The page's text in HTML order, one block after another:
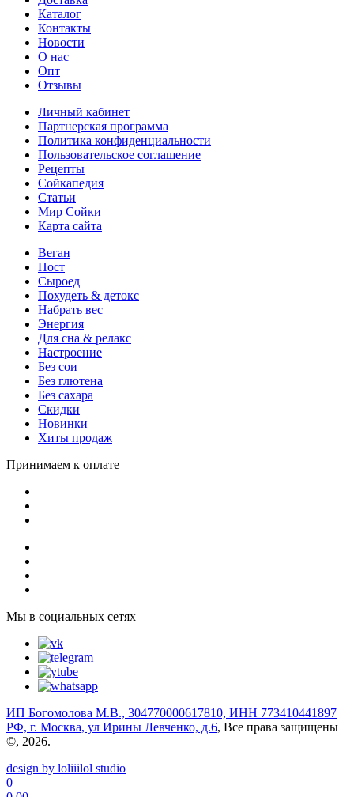
Каталог
Контакты
Новости
О нас
Опт
Отзывы
Личный кабинет
Партнерская программа
Политика конфиденциальности
Пользовательское соглашение
Рецепты
Сойкапедия
Статьи
Мир Сойки
Карта сайта
Веган
Пост
Сыроед
Похудеть & детокс
Набрать вес
Энергия
Для сна & релакс
Настроение
Без сои
Без глютена
Без сахара
Скидки
Новинки
Хиты продаж
Принимаем к оплате
Мы в социальных сетях
ИП Богомолова М.В., 304770000617810, ИНН 773410441897
РФ, г. Москва, ул Ирины Левченко, д.6, Все права защищены
©, 2026.
design by loliiilol studio
0